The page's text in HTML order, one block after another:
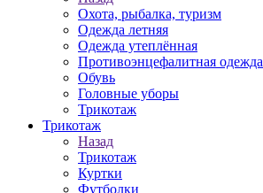
Охота, рыбалка, туризм
Одежда летняя
Одежда утеплённая
Противоэнцефалитная одежда
Обувь
Головные уборы
Трикотаж
Трикотаж
Назад
Трикотаж
Куртки
Футболки